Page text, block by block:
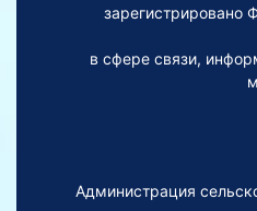
зарегистрировано
в сфере связи,
Администрация